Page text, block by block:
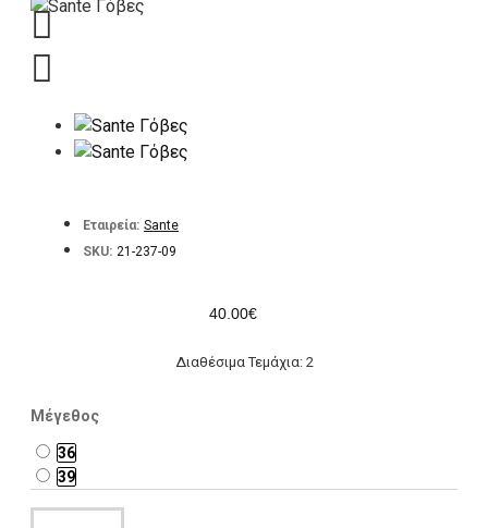
Εταιρεία: Sante
SKU: 21-237-09
40.00€
Διαθέσιμα Τεμάχια: 2
Μέγεθος
36
39